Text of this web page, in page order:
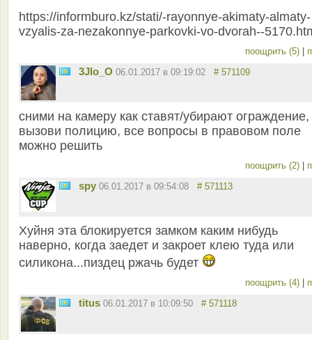
https://informburo.kz/stati/-rayonnye-akimaty-almaty-
vzyalis-za-nezakonnye-parkovki-vo-dvorah--
поощрить (5)
3JIo_O 06.01.2017 в 09:19:02 # 571109
сними на камеру как ставят/убирают ограждение,
вызови полицию, все вопросы в правовом поле
можно решить
поощрить (2)
spy 06.01.2017 в 09:54:08 # 571113
Хуйня эта блокируется замком каким нибудь
наверно, когда заедет и закроет клею туда или
силикона...пиздец ржачь будет
поощрить (4)
titus 06.01.2017 в 10:09:50 # 571118